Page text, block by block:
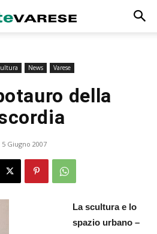
News Varese
della
5 Giugno 2007
La scultura e lo
spazio urbano –